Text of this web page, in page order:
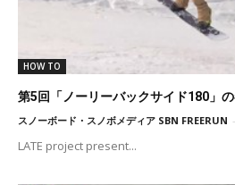
HOW TO
第5回「ノーリーバックサイド180」
スノーボード・スノボメディア SBN FREERUN -
LATE project present...